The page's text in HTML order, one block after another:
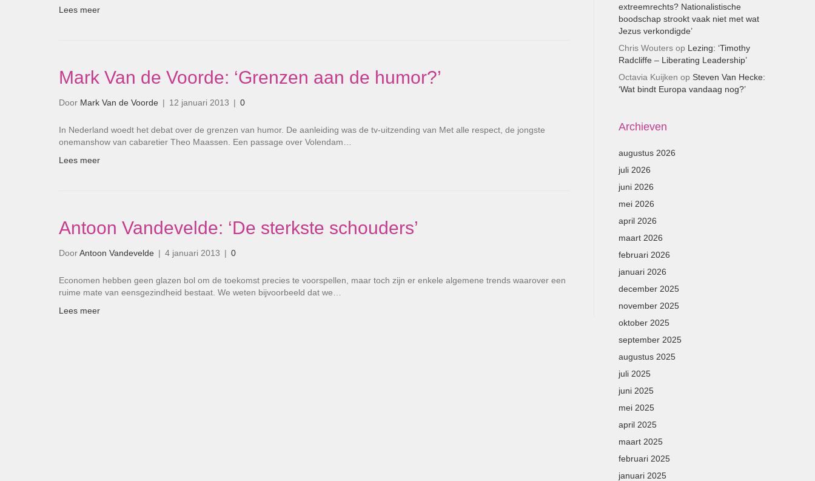
Lees meer
Mark Van de Voorde: ‘Grenzen aan de humor?’
Door Mark Van de Voorde | 12 januari 2013 | 0
In Nederland woedt het debat over de grenzen van humor. De aanleiding was de tv-uitzending van Met alle respect, de jongste
onemanshow van cabaretier Theo Maassen. Een passage over Volendam…
Lees meer
Antoon Vandevelde: ‘De sterkste schouders’
DoorAntoon Vandevelde | 4 januari 2013 | 0
Economen hebben geen glazen bol om de toekomst precies te voorspellen, maar toch zijn er enkele algemene trends waarover een
ruime mate van eensgezindheid bestaat. We weten bijvoorbeeld dat we…
Lees meer
extreemrechts? Nationalistische
boodschap strookt vaak niet met wat
Jezus verkondigde’
Chris Woutersop Lezing: ‘Timothy
Radcliffe – Liberating Leadership’
Octavia Kuijken op Steven Van Hecke:
‘Wat bindt Europa vandaag nog?’
Archieven
augustus 2026
juli 2026
juni 2026
mei 2026
april 2026
maart 2026
februari 2026
januari 2026
december 2025
november 2025
oktober 2025
september 2025
augustus 2025
juli 2025
juni 2025
mei 2025
april 2025
maart 2025
februari 2025
januari 2025